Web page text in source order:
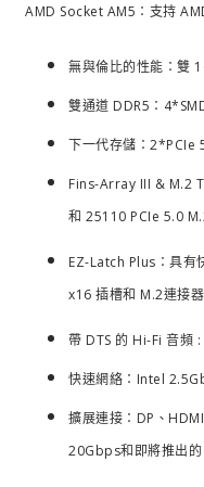
AMD Socket AM5：支持
無與倫比的性能：雙
雙通道 DDR5：
下一代存儲：2*PCIe
Fins-Array III & M.2
和 25110 PCIe 5.0
EZ-Latch Plus：具有
x16 插槽和 M.2連接器
帶 DTS 的 Hi-Fi 音頻
快速網絡：Intel
擴展連接：DP、
20Gbps和即將推出